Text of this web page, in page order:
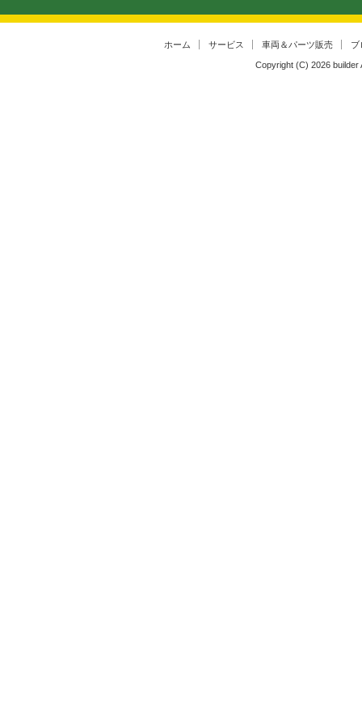
ホーム サービス 車両＆パーツ販売 ブ
Copyright (C) 2026 builder